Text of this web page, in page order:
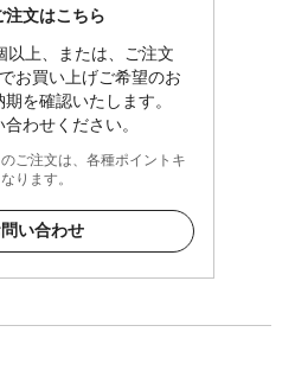
注文はこちら
以上、または、ご注文
お買い上げご希望のお
を確認いたします。
わせください。
ご注文は、各種ポイントキ
ります。
い合わせ